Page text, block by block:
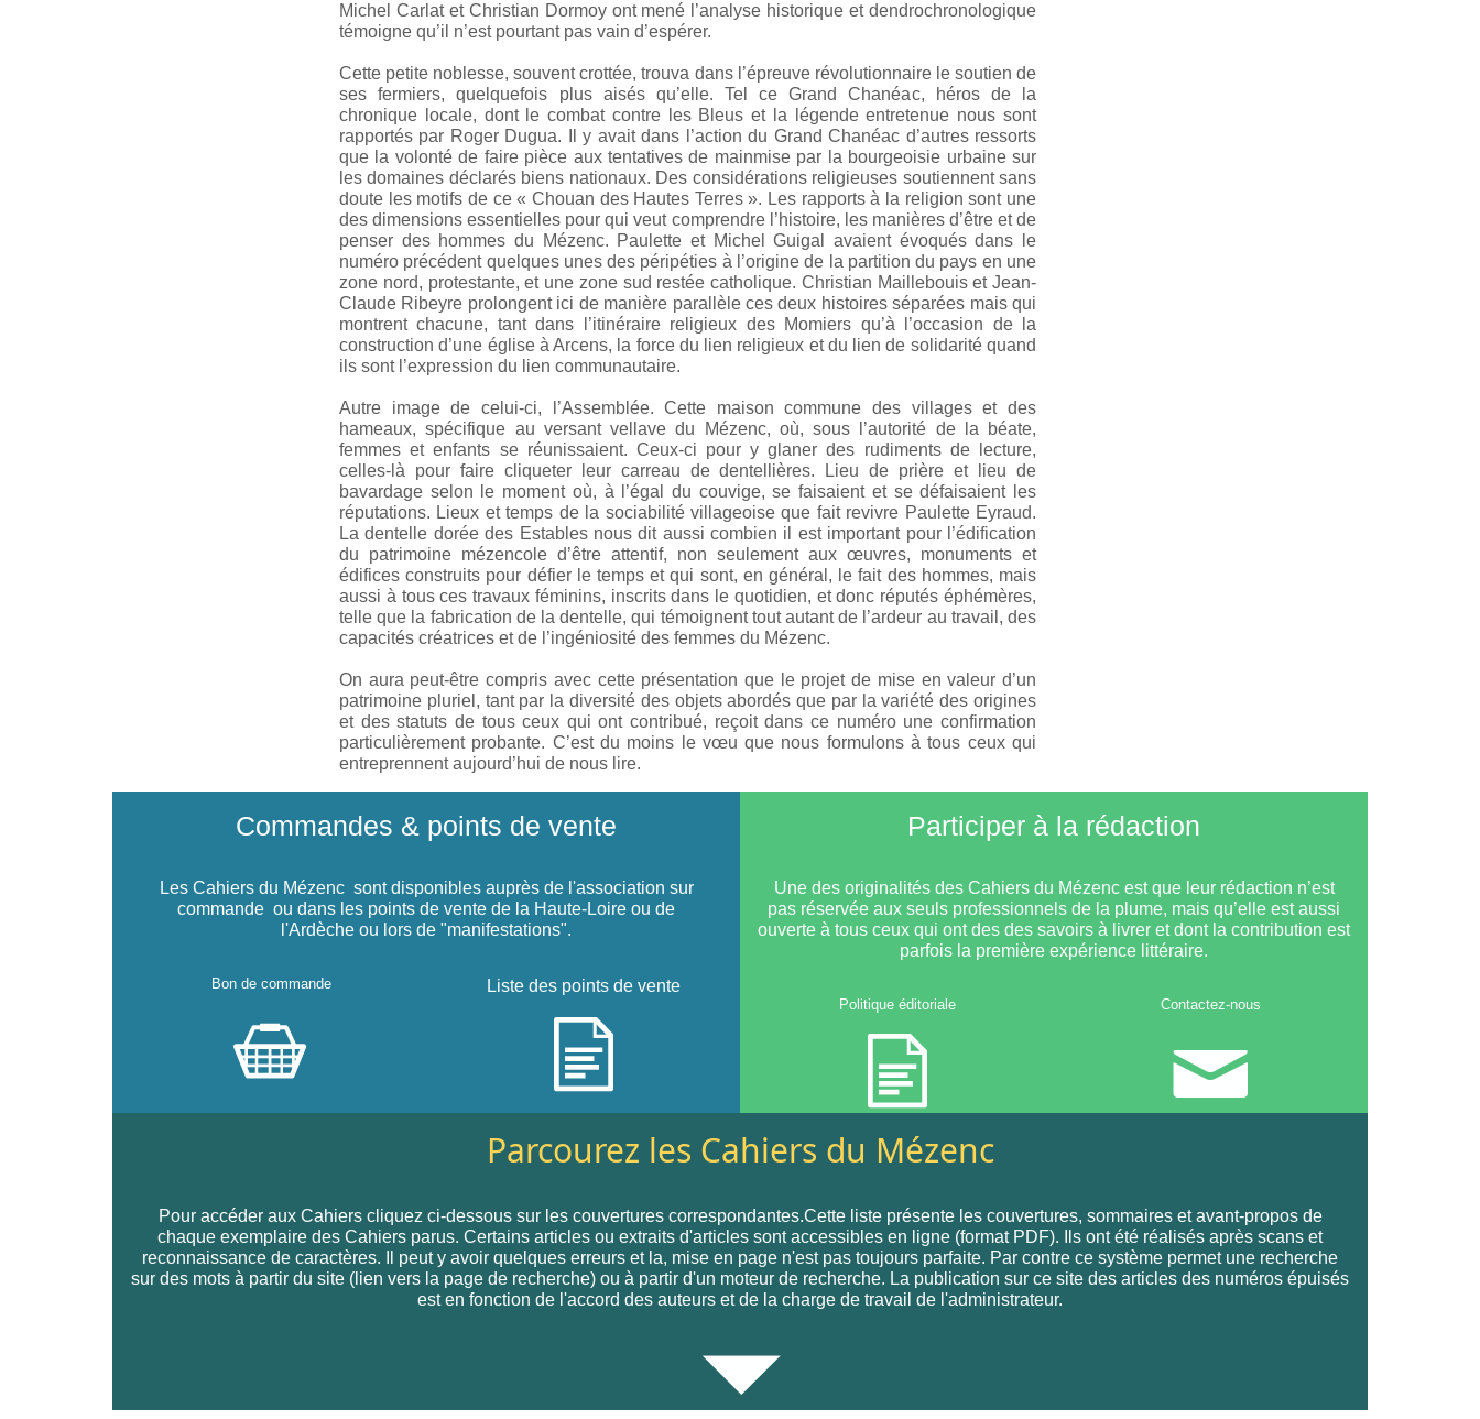
Michel Carlat et Christian Dormoy ont mené l’analyse historique et dendrochronologique
témoigne qu’il n’est pourtant pas vain d’espérer.
Cette petite noblesse, souvent crottée, trouva dans l’épreuve révolutionnaire le soutien de
ses fermiers, quelquefois plus aisés qu’elle. Tel ce Grand Chanéac, héros de la
chronique locale, dont le combat contre les Bleus et la légende entretenue nous sont
rapportés par Roger Dugua. Il y avait dans l’action du Grand Chanéac d’autres ressorts
que la volonté de faire pièce aux tentatives de mainmise par la bourgeoisie urbaine sur
les domaines déclarés biens nationaux. Des considérations religieuses soutiennent sans
doute les motifs de ce « Chouan des Hautes Terres ». Les rapports à la religion sont une
des dimensions essentielles pour qui veut comprendre l’histoire, les manières d’être et de
penser des hommes du Mézenc. Paulette et Michel Guigal avaient évoqués dans le
numéro précédent quelques unes des péripéties à l’origine de la partition du pays en une
zone nord, protestante, et une zone sud restée catholique. Christian Maillebouis et Jean-
Claude Ribeyre prolongent ici de manière parallèle ces deux histoires séparées mais qui
montrent chacune, tant dans l’itinéraire religieux des Momiers qu’à l’occasion de la
construction d’une église à Arcens, la force du lien religieux et du lien de solidarité quand
ils sont l’expression du lien communautaire.
Autre image de celui-ci, l’Assemblée. Cette maison commune des villages et des
hameaux, spécifique au versant vellave du Mézenc, où, sous l’autorité de la béate,
femmes et enfants se réunissaient. Ceux-ci pour y glaner des rudiments de lecture,
celles-là pour faire cliqueter leur carreau de dentellières. Lieu de prière et lieu de
bavardage selon le moment où, à l’égal du couvige, se faisaient et se défaisaient les
réputations. Lieux et temps de la sociabilité villageoise que fait revivre Paulette Eyraud.
La dentelle dorée des Estables nous dit aussi combien il est important pour l’édification
du patrimoine mézencole d’être attentif, non seulement aux œuvres, monuments et
édifices construits pour défier le temps et qui sont, en général, le fait des hommes, mais
aussi à tous ces travaux féminins, inscrits dans le quotidien, et donc réputés éphémères,
telle que la fabrication de la dentelle, qui témoignent tout autant de l’ardeur au travail, des
capacités créatrices et de l’ingéniosité des femmes du Mézenc.
On aura peut-être compris avec cette présentation que le projet de mise en valeur d’un
patrimoine pluriel, tant par la diversité des objets abordés que par la variété des origines
et des statuts de tous ceux qui ont contribué, reçoit dans ce numéro une confirmation
particulièrement probante. C’est du moins le vœu que nous formulons à tous ceux qui
entreprennent aujourd’hui de nous lire.
Commandes & points de vente
Les Cahiers du Mézenc sont disponibles auprès de l'association sur
commande ou dans les points de vente de la Haute-Loire ou de
l'Ardèche ou lors de "manifestations".
Bon de commande Liste des points de vente
Participer à la rédaction
Une des originalités des Cahiers du Mézenc est que leur rédaction n’est
pas réservée aux seuls professionnels de la plume, mais qu’elle est aussi
ouverte à tous ceux qui ont des des savoirs à livrer et dont la contribution est
parfois la première expérience littéraire.
Politique éditoriale Contactez-nous
Parcourez les Cahiers du Mézenc
Pour accéder aux Cahiers cliquez ci-dessous sur les couvertures correspondantes.Cette liste présente les couvertures, sommaires et avant-propos de
chaque exemplaire des Cahiers parus. Certains articles ou extraits d'articles sont accessibles en ligne (format PDF). Ils ont été réalisés après scans et
reconnaissance de caractères. Il peut y avoir quelques erreurs et la, mise en page n'est pas toujours parfaite. Par contre ce système permet une recherche
sur des mots à partir du site (lien vers la page de recherche) ou à partir d'un moteur de recherche. La publication sur ce site des articles des numéros épuisés
est en fonction de l'accord des auteurs et de la charge de travail de l'administrateur.